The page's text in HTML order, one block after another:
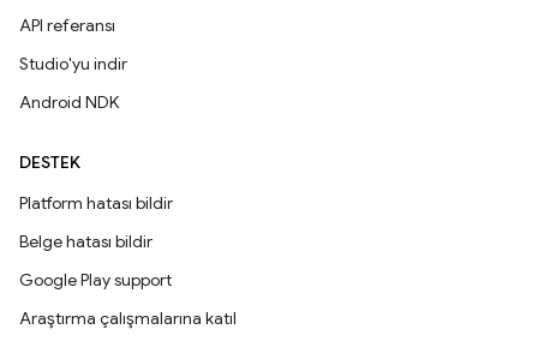
API referansı
Studio'yu indir
Android NDK
DESTEK
Platform hatası bildir
Belge hatası bildir
Google Play support
Araştırma çalışmalarına katıl